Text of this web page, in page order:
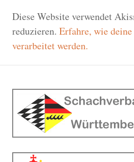
Diese Website verwendet
reduzieren. Erfahre, wie
verarbeitet werden.